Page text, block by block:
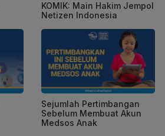
KOMIK: Main Hakim Jempol
Netizen Indonesia
Sejumlah Pertimbangan
Sebelum Membuat Akun
Medsos Anak